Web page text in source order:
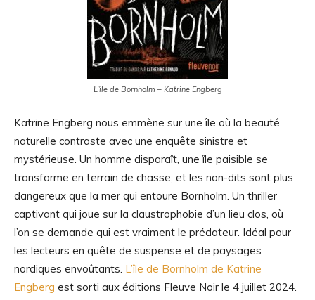
L’île de Bornholm – Katrine Engberg
Katrine Engberg nous emmène sur une île où la beauté
naturelle contraste avec une enquête sinistre et
mystérieuse. Un homme disparaît, une île paisible se
transforme en terrain de chasse, et les non-dits sont plus
dangereux que la mer qui entoure Bornholm. Un thriller
captivant qui joue sur la claustrophobie d’un lieu clos, où
l’on se demande qui est vraiment le prédateur. Idéal pour
les lecteurs en quête de suspense et de paysages
nordiques envoûtants. L’île de Bornholm de Katrine
Engberg est sorti aux éditions Fleuve Noir le 4 juillet 2024.